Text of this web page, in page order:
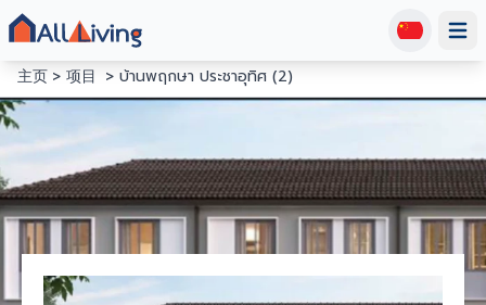
主页
项目 บ้านพฤกษา ประชาอุทิศ (2)